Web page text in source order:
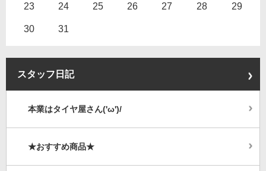
23 24 25 26 27 28 29
30 31
スタッフ日記
本業はタイヤ屋さん('ω')/
★おすすめ商品★